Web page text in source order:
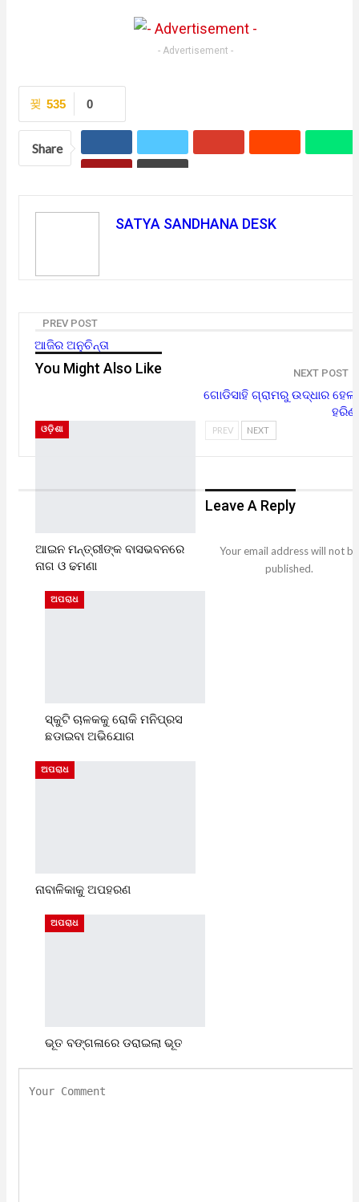
- Advertisement -
0
535
Share
SATYA SANDHANA DESK
PREV POST
ଆଜିର ଅନୁଚିନ୍ତା
NEXT POST
ଗୋଡିସାହି ଗ୍ରାମରୁ ଉଦ୍ଧାର ହେଲା
ହରିଣ
You Might Also Like
ଓଡ଼ିଶା
ଆଇନ ମନ୍ତ୍ରୀଙ୍କ ବାସଭବନରେ
ନାଗ ଓ ଢମଣା
ଅପରାଧ
ସ୍କୁଟି ଚାଳକକୁ ରୋକି ମନିପ୍ରସ
ଛଡାଇବା ଅଭିଯୋଗ
ଅପରାଧ
ନାବାଳିକାକୁ ଅପହରଣ
ଅପରାଧ
ଭୂତ ବଙ୍ଗଳାରେ ଡରାଇଲା ଭୂତ
PREV NEXT
Leave A Reply
Your email address will not be
published.